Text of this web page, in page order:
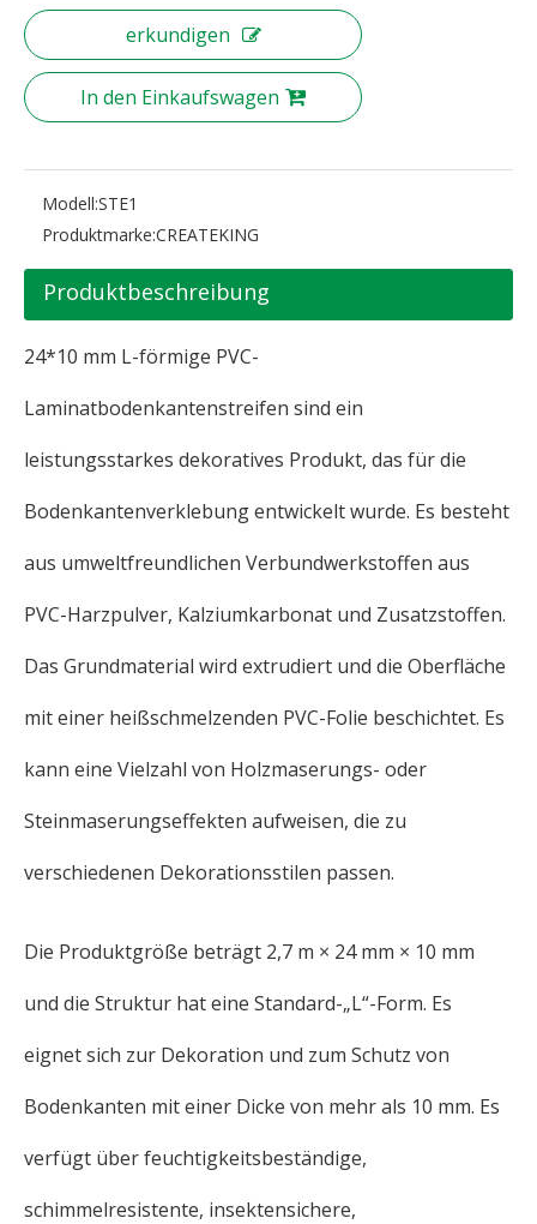
erkundigen
In den Einkaufswagen
Modell:STE1
Produktmarke:CREATEKING
Produktbeschreibung
24*10 mm L-förmige PVC-
Laminatbodenkantenstreifen sind ein
leistungsstarkes dekoratives Produkt, das für die
Bodenkantenverklebung entwickelt wurde. Es besteht
aus umweltfreundlichen Verbundwerkstoffen aus
PVC-Harzpulver, Kalziumkarbonat und Zusatzstoffen.
Das Grundmaterial wird extrudiert und die Oberfläche
mit einer heißschmelzenden PVC-Folie beschichtet. Es
kann eine Vielzahl von Holzmaserungs- oder
Steinmaserungseffekten aufweisen, die zu
verschiedenen Dekorationsstilen passen.
Die Produktgröße beträgt 2,7 m × 24 mm × 10 mm
und die Struktur hat eine Standard-„L“-Form. Es
eignet sich zur Dekoration und zum Schutz von
Bodenkanten mit einer Dicke von mehr als 10 mm. Es
verfügt über feuchtigkeitsbeständige,
schimmelresistente, insektensichere,